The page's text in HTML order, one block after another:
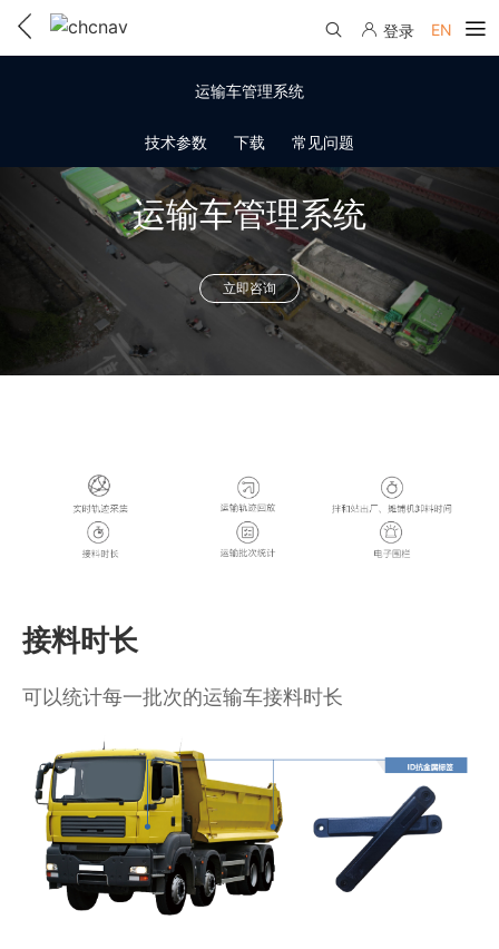
服务与支持
下载中心
教学视频
服务支持
线上自助寄修
售后服务政策
帮助中心
测绘产品
海洋测绘
精准农业
联系我们
国内分支机构
国内授权经销
活动专区
资讯中心
商业道德与反腐败政策
投资者关系
登录 EN
运输车管理系统
技术参数 下载 常见问题
运输车管理系统
立即咨询
接料时长
可以统计每一批次的运输车接料时长